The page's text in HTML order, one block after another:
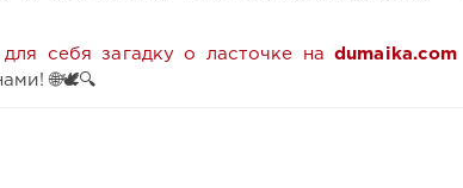
для себя загадку о ласточке наdumaika.com
🌐🕊️🔍